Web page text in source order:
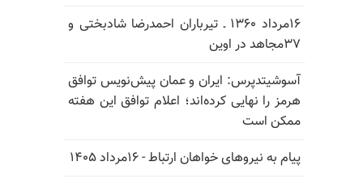
۱۶مرداد ۱۳۶۰ ـ تیرباران احمدرضا شادبختی و
۳۷مجاهد در اوین
آسوشیتدپرس: ایران و عمان پیش‌نویس توافق
هرمز را نهایی کرده‌اند؛ اعلام توافق این هفته
ممکن است
پیام به نیروهای خواهان ارتباط - ۱۶مرداد ۱۴۰۵